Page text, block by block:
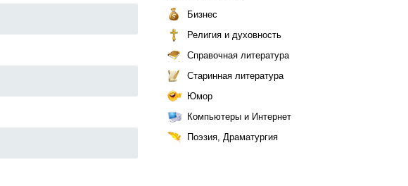
Бизнес
Религия и духовность
Справочная литература
Старинная литература
Юмор
Компьютеры и Интернет
Поэзия, Драматургия